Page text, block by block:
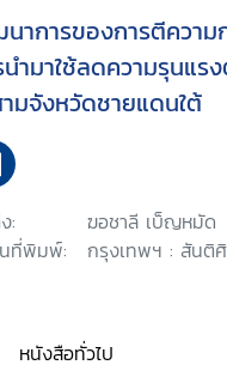
าการของการตีความ
นำมาใช้ลดความรุนแ
มจังหวัดชายแดนใต้
:
ฆอชาลี เบ็ญหมัด
ที่พิมพ์:
กรุงเทพฯ : สันติ
หนังสือทั่วไป